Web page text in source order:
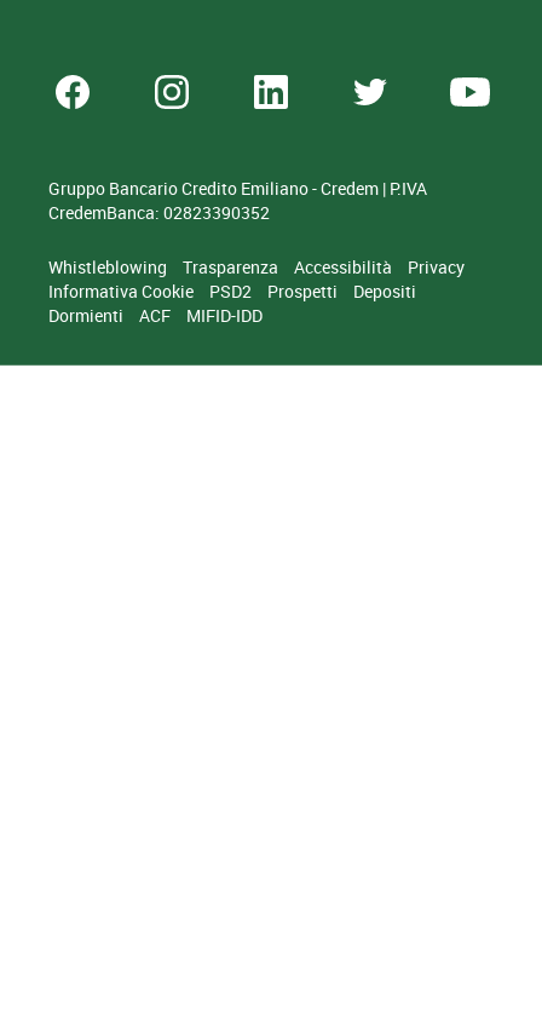
Gruppo Bancario Credito Emiliano - Credem | P.IVA
CredemBanca: 02823390352
Whistleblowing Trasparenza Accessibilità
Privacy
Informativa Cookie
PSD2 Prospetti
Depositi
Dormienti
ACF MIFID-IDD